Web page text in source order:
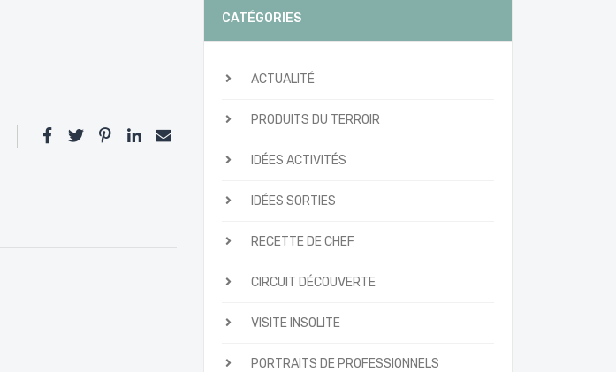
CATÉGORIES
ACTUALITÉ
PRODUITS DU TERROIR
IDÉES ACTIVITÉS
IDÉES SORTIES
RECETTE DE CHEF
CIRCUIT DÉCOUVERTE
VISITE INSOLITE
PORTRAITS DE PROFESSIONNELS